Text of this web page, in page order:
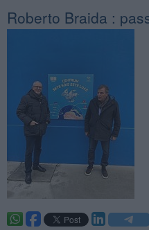
​Roberto Braida :